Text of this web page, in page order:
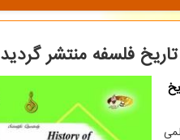
فلسفه منتشر گردید